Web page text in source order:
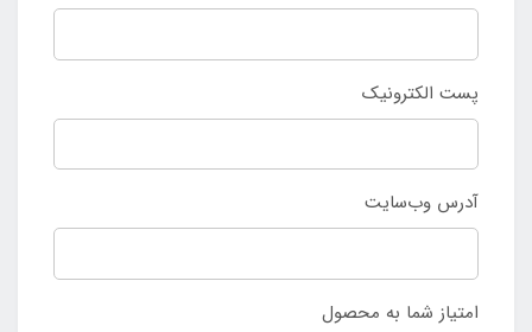
پست الکترونیک
آدرس وب‌سایت
امتیاز شما به محصول